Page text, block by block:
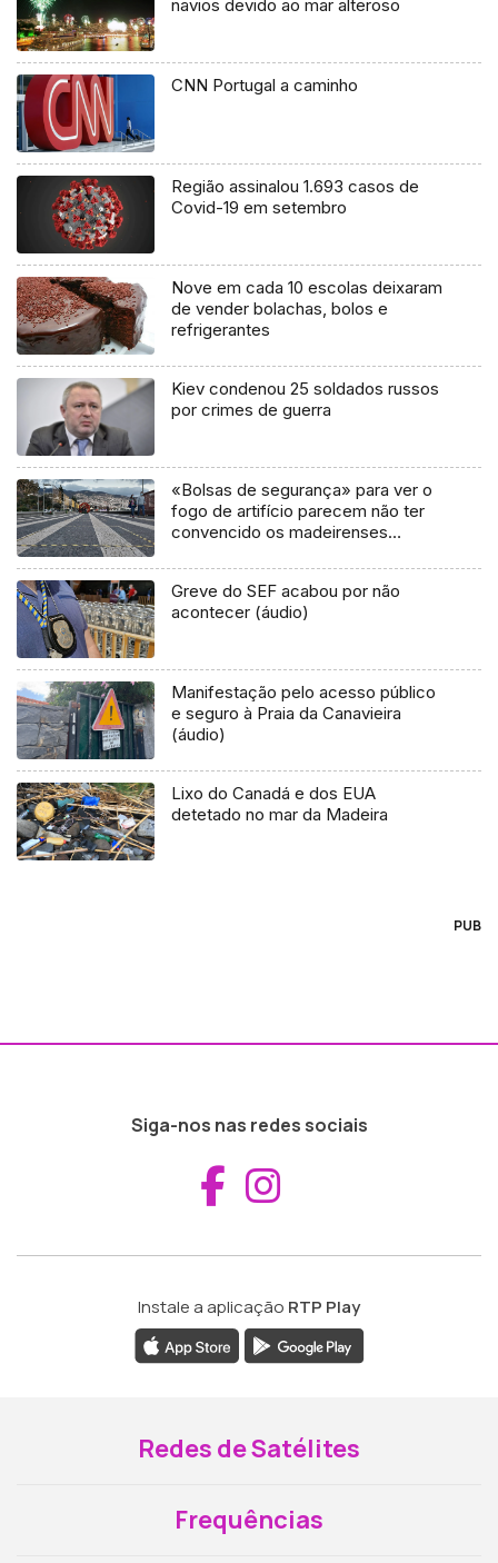
navios devido ao mar alteroso
CNN Portugal a caminho
Região assinalou 1.693 casos de
Covid-19 em setembro
Nove em cada 10 escolas deixaram
de vender bolachas, bolos e
refrigerantes
Kiev condenou 25 soldados russos
por crimes de guerra
«Bolsas de segurança» para ver o
fogo de artifício parecem não ter
convencido os madeirenses
Greve do SEF acabou por não
acontecer (áudio)
Manifestação pelo acesso público
e seguro à Praia da Canavieira
(áudio)
Lixo do Canadá e dos EUA
detetado no mar da Madeira
PUB
Siga-nos nas redes sociais
Aceder ao
Instale a aplicação RTP Play
Redes de Satélites
Frequências